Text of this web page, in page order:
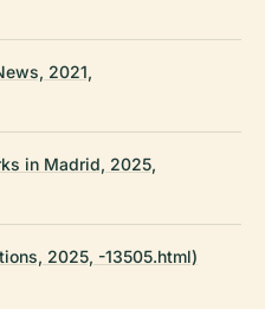
2021,
in Madrid, 2025,
2025, -13505.html)